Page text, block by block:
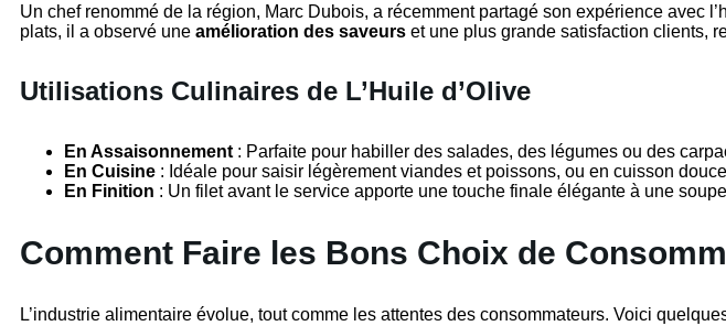
Un chef renommé de la région, Marc Dubois, a récemment partagé son expérience avec
plats, il a observé une amélioration des saveurs et une plus grande satisfaction clients,
Utilisations Culinaires de L’Huile d’Olive
En Assaisonnement : Parfaite pour habiller des salades, des légumes ou des
En Cuisine : Idéale pour saisir légèrement viandes et poissons, ou en cuisson
En Finition : Un filet avant le service apporte une touche finale élégante à une
Comment Faire les Bons Choix de
L’industrie alimentaire évolue, tout comme les attentes des consommateurs. Voici